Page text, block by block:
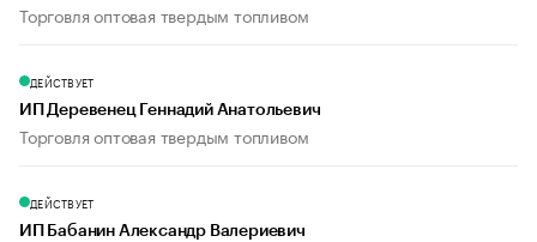
Торговля оптовая твердым топливом
ДЕЙСТВУЕТ
ИП Деревенец Геннадий Анатольевич
Торговля оптовая твердым топливом
ДЕЙСТВУЕТ
ИП Бабанин Александр Валериевич